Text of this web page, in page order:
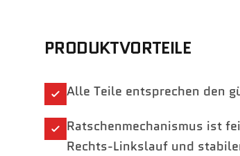
PRODUKTVORTEILE
Alle Teile entsprechen den
Ratschenmechanismus ist
Rechts-Linkslauf und